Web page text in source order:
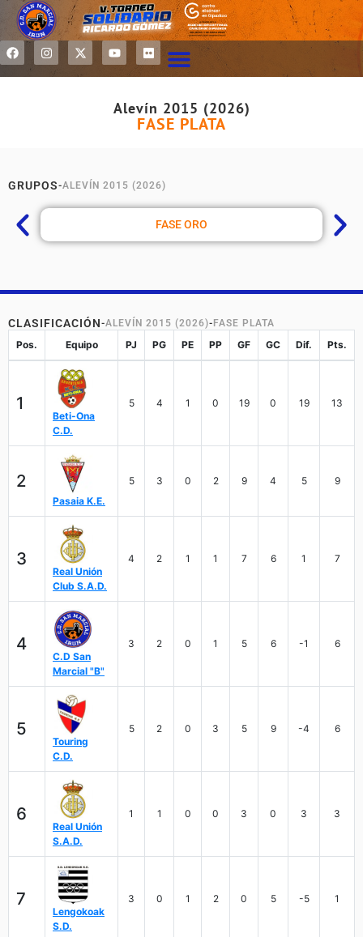
Alevín 2015 (2026)
FASE PLATA
GRUPOS-ALEVÍN 2015 (2026)
FASE ORO
CLASIFICACIÓN-ALEVÍN 2015 (2026)- FASE PLATA
Pos. Equipo PJ PG PE PP GF GC Dif. Pts.
1
Beti-Ona
C.D.
5 4 1 0 19 0 19 13
2
Pasaia K.E.
5 3 0 2 9 4 5 9
3
Real Unión
Club S.A.D.
4 2 1 1 7 6 1 7
4
C.D San
Marcial "B"
3 2 0 1 5 6 -1 6
5
Touring
C.D.
5 2 0 3 5 9 -4 6
6
Real Unión
S.A.D.
1 1 0 0 3 0 3 3
7
Lengokoak
S.D.
3 0 1 2 0 5 -5 1